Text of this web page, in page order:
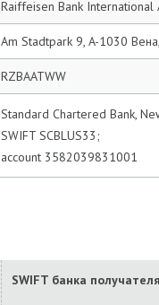
Raiffeisen Bank International
Am Stadtpark 9, A-1030
RZBAATWW
Standard Chartered Bank,
SWIFT SCBLUS33;
account 3582039831001
SWIFT банка